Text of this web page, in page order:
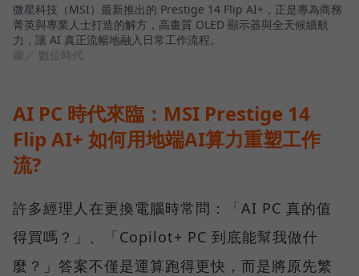
微星科技（MSI）最新推出的 Prestige 14 Flip AI+，正是專為商務
菁英與專業人士打造的解方，高畫質 OLED 顯示器與全天候續航
力，讓 AI 真正流暢地融入日常工作流程。
圖／ 數位時代
AI PC 時代來臨：MSI Prestige 14
Flip AI+ 如何用地端AI算力重塑工作
流?
許多經理人在更換電腦時常問：「AI PC 真的值
得買嗎？」、「Copilot+ PC 到底能幫我做什
麼？」答案不僅是運算跑得更快，而是將原先繁